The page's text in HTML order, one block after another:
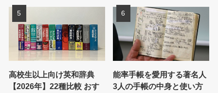
高校生以上向け英和辞典
【2026年】22種比較 おす
能率手帳を愛用する著名人
3人の手帳の中身と使い方